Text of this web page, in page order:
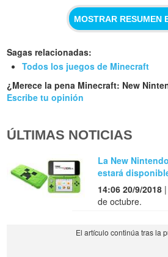
MOSTRAR RESUMEN
Sagas relacionadas:
Todos los juegos de Minecraft
¿Merece la pena Minecraft: New
Escribe tu opinión
ÚLTIMAS NOTICIAS
La New
estará
14:06 20/9/2018
de octubre.